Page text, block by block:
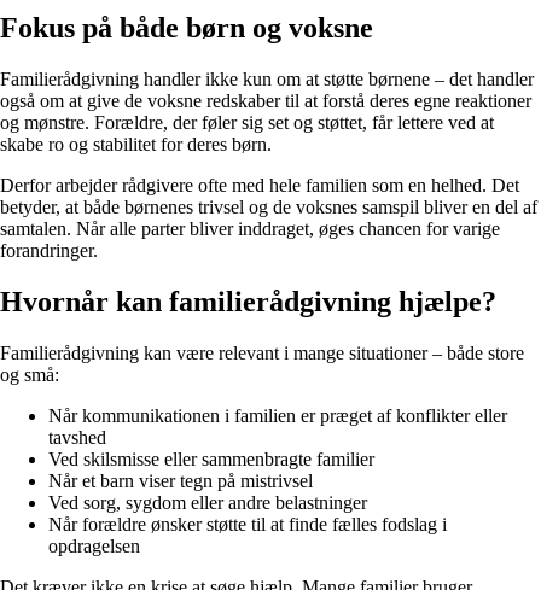
Fokus på både børn og voksne
Familierådgivning handler ikke kun om at støtte børnene – det handler
også om at give de voksne redskaber til at forstå deres egne reaktioner
og mønstre. Forældre, der føler sig set og støttet, får lettere ved at
skabe ro og stabilitet for deres børn.
Derfor arbejder rådgivere ofte med hele familien som en helhed. Det
betyder, at både børnenes trivsel og de voksnes samspil bliver en del af
samtalen. Når alle parter bliver inddraget, øges chancen for varige
forandringer.
Hvornår kan familierådgivning hjælpe?
Familierådgivning kan være relevant i mange situationer – både store
og små:
Når kommunikationen i familien er præget af konflikter eller
tavshed
Ved skilsmisse eller sammenbragte familier
Når et barn viser tegn på mistrivsel
Ved sorg, sygdom eller andre belastninger
Når forældre ønsker støtte til at finde fælles fodslag i
opdragelsen